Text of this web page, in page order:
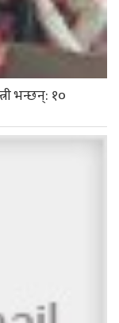
भन्छन्: १०